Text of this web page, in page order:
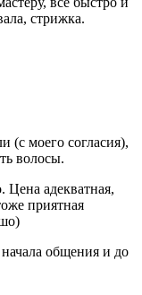
стрижка.
(с моего согласия),
волосы.
Цена адекватная,
приятная
общения и до